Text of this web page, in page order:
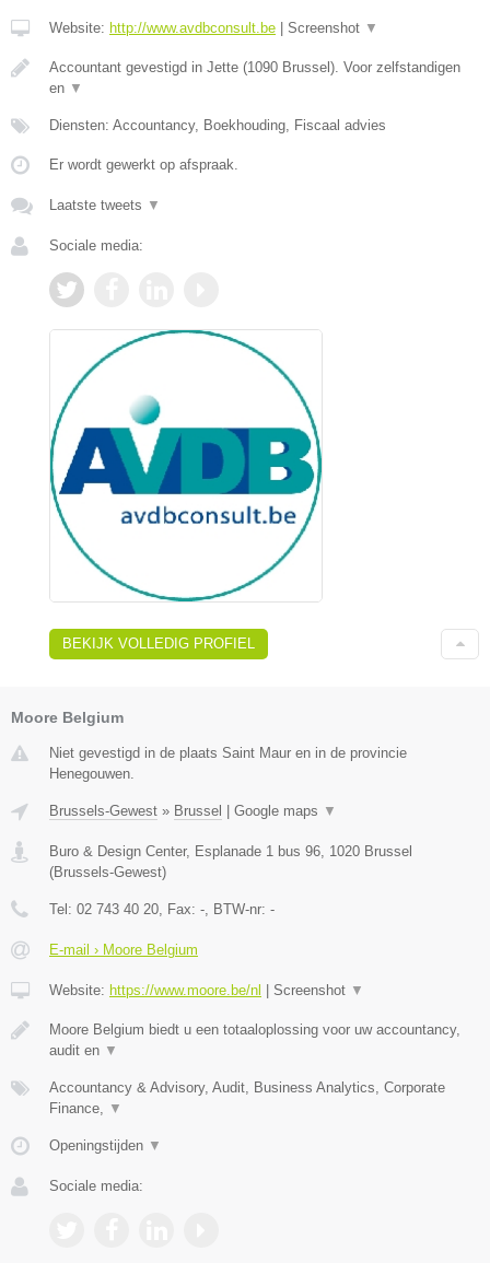
Website: http://www.avdbconsult.be | Screenshot ▼
Accountant gevestigd in Jette (1090 Brussel). Voor zelfstandigen
en ▼
Diensten: Accountancy, Boekhouding, Fiscaal advies
Er wordt gewerkt op afspraak.
Laatste tweets ▼
Sociale media:
BEKIJK VOLLEDIG PROFIEL
Moore Belgium
Niet gevestigd in de plaats Saint Maur en in de provincie
Henegouwen.
Brussels-Gewest » Brussel | Google maps ▼
Buro & Design Center, Esplanade 1 bus 96 1020 Brussel
(Brussels-Gewest)
Tel: 02 743 40 20 , Fax: - , BTW-nr: -
E-mail › Moore Belgium
Website: https://www.moore.be/nl | Screenshot ▼
Moore Belgium biedt u een totaaloplossing voor uw accountancy,
audit en ▼
Accountancy & Advisory, Audit, Business Analytics, Corporate
Finance,
▼
Openingstijden ▼
Sociale media: